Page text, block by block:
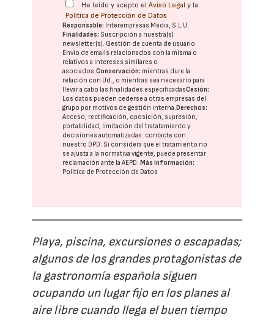
He leído y acepto elAviso Legal y la
Política de Protección de Datos
Responsable: Interempresas Media, S.L.U.
Finalidades: Suscripción a nuestra(s)
newsletter(s). Gestión de cuenta de usuario.
Envío de emails relacionados con la misma o
relativos a intereses similares o
asociados.Conservación: mientras dure la
relación con Ud., o mientras sea necesario para
llevar a cabo las finalidades especificadasCesión:
Los datos pueden cederse a otras empresas del
grupo por motivos de gestión interna. Derechos:
Acceso, rectificación, oposición, supresión,
portabilidad, limitación del tratatamiento y
decisiones automatizadas: contacte con
nuestro DPD. Si considera que el tratamiento no
se ajusta a la normativa vigente, puede presentar
reclamación ante laAEPD. Más información:
Política de Protección de Datos
Playa, piscina, excursiones o escapadas;
algunos de los grandes protagonistas de
la gastronomía española siguen
ocupando un lugar fijo en los planes al
aire libre cuando llega el buen tiempo